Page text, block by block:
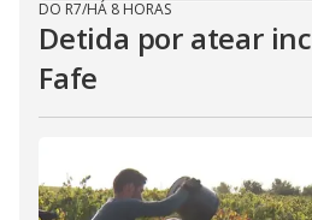
DO R7/HÁ 8 HORAS
Detida por atear
Fafe